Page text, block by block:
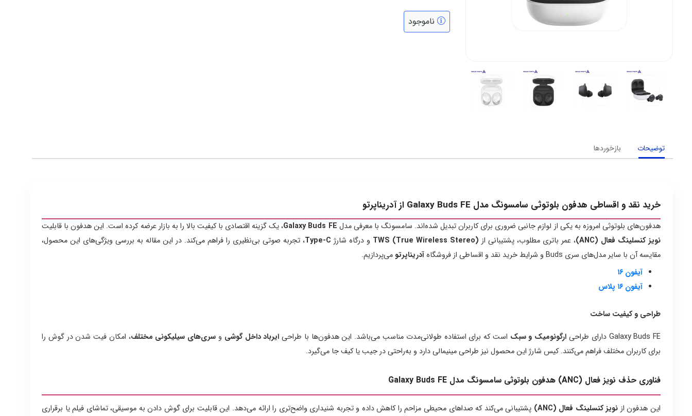
ناموجود
توضیحات بازخوردها
خرید نقد و اقساطی هدفون بلوتوثی سامسونگ مدل Galaxy Buds FE از آدریناپرتو
هدفون‌های بلوتوثی امروزه به یکی از لوازم جانبی ضروری برای کاربران تبدیل شده‌اند. سامسونگ با معرفی مدل Galaxy Buds FE، یک گزینه اقتصادی با کیفیت بالا را به بازار عرضه کرده است. این هدفون با قابلیت
نویز کنسلینگ فعال (ANC)
، عمر باتری مطلوب، پشتیبانی از TWS (True Wireless Stereo) و درگاه شارژ Type-C، تجربه صوتی بی‌نظیری را فراهم می‌کند. در این مقاله به بررسی ویژگی‌های این محصول،
مقایسه آن با سایر مدل‌های سری Buds و شرایط خرید نقد و اقساطی از فروشگاه
آدریناپرتومی‌پردازیم.
آیفون ۱۶
آیفون ۱۶ پلاس
طراحی و کیفیت ساخت
Galaxy Buds FE دارای طراحی
ارگونومیک و سبک است که برای استفاده طولانی‌مدت مناسب می‌باشد. این هدفون‌ها با طراحی ایرباد داخل گوشی و سری‌های سیلیکونی مختلف، امکان فیت شدن در گوش را
برای کاربران مختلف فراهم می‌کنند. کیس شارژ این محصول نیز طراحی مینیمالی دارد و به‌راحتی در جیب یا کیف جا می‌گیرد.
فناوری حذف نویز فعال (ANC) هدفون بلوتوثی سامسونگ مدل Galaxy Buds FE
این هدفون از نویز کنسلینگ فعال (ANC)
پشتیبانی می‌کند که صداهای محیطی مزاحم را کاهش داده و تجربه شنیداری واضح‌تری را ارائه می‌دهد. این قابلیت برای گوش دادن به موسیقی، تماشای فیلم یا برقراری